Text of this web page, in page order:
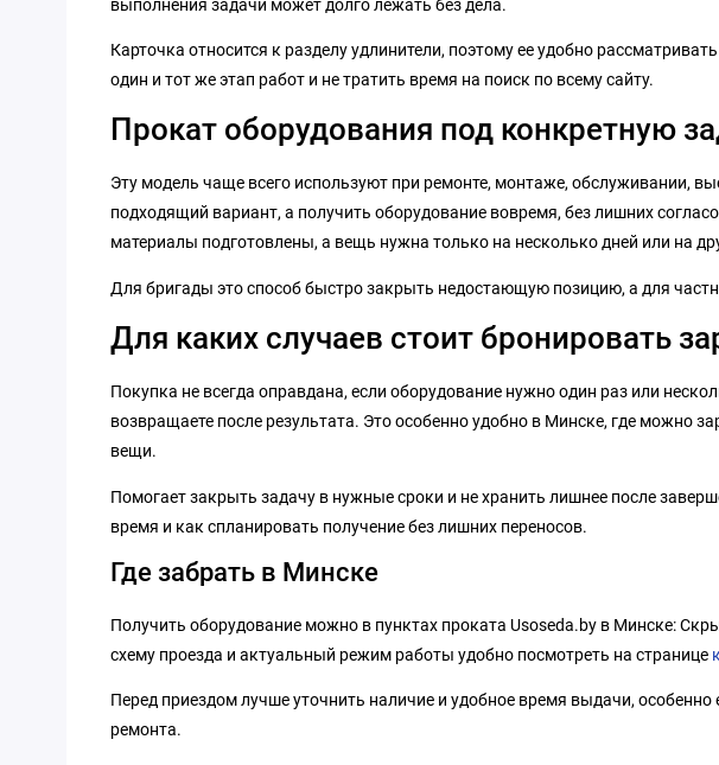
выполнения задачи может долго лежать без дела.
Карточка относится к разделу удлинители, поэтому ее удобно
один и тот же этап работ и не тратить время на поиск по всему сайту.
Прокат оборудования под конкретную
Эту модель чаще всего используют при ремонте, монтаже, обслуживании,
подходящий вариант, а получить оборудование вовремя, без лишних
материалы подготовлены, а вещь нужна только на несколько дней или на
Для бригады это способ быстро закрыть недостающую позицию, а для
Для каких случаев стоит бронировать
Покупка не всегда оправдана, если оборудование нужно один раз или
возвращаете после результата. Это особенно удобно в Минске, где можно
вещи.
Помогает закрыть задачу в нужные сроки и не хранить лишнее после
время и как спланировать получение без лишних переносов.
Где забрать в Минске
Получить оборудование можно в пунктах проката Usoseda.by в Минске:
схему проезда и актуальный режим работы удобно посмотреть на странице
Перед приездом лучше уточнить наличие и удобное время выдачи,
ремонта.